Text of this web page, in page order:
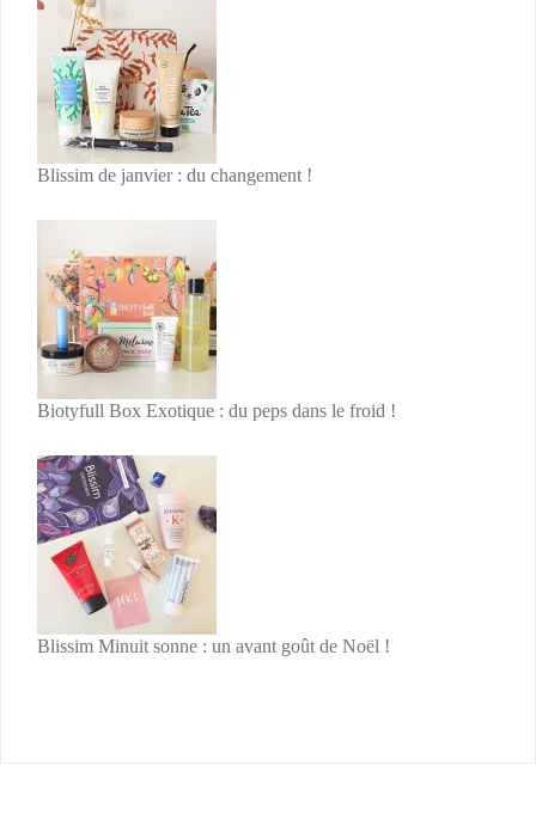
Blissim de janvier : du changement !
Biotyfull Box Exotique : du peps dans le froid !
Blissim Minuit sonne : un avant goût de Noël !